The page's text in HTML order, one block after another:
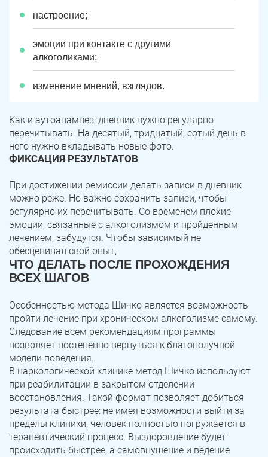
настроение;
эмоции при контакте с другими
алкоголиками;
изменение мнений, взглядов.
Как и аутоанамнез, дневник нужно регулярно
перечитывать. На десятый, тридцатый, сотый день в
него нужно вкладывать новые фото.
ФИКСАЦИЯ РЕЗУЛЬТАТОВ
При достижении ремиссии делать записи в дневник
можно реже. Но важно сохранить записи, чтобы
регулярно их перечитывать. Со временем плохие
эмоции, связанные с алкоголизмом и пройденным
лечением, забудутся. Чтобы зависимый не
обесценивал свой опыт,
ЧТО ДЕЛАТЬ ПОСЛЕ ПРОХОЖДЕНИЯ
ВСЕХ ШАГОВ
Особенностью метода Шичко является возможность
пройти лечение при хроническом алкоголизме самому.
Следование всем рекомендациям программы
позволяет постепенно вернуться к благополучной
модели поведения.
В наркологической клинике метод Шичко используют
при реабилитации в закрытом отделении
восстановления. Такой формат позволяет добиться
результата быстрее: не имея возможности выйти за
пределы клиники, человек полностью погружается в
терапевтический процесс. Выздоровление будет
происходить быстрее, а самовнушение и ведение